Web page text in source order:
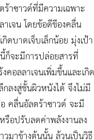
าซาวด์ที่มีความเฉพาะ
เจน โดยข้อดีขีองคลื่น
บาดเจ็บเล็กน้อย มุ่งเป้า
ก็จะมีการปล่อยสารที่
คอลลาเจนเพิ่มขึ้นและเกิด
ลงสู่ชั้นผิวหนังได้ จึงไม่มี
คลื่นอัลตร้าซาวด์ จะมี
รือปรับลดค่าพลังงานลง
วมาข้างต้นนั้น ล้วนเป็นวิธี